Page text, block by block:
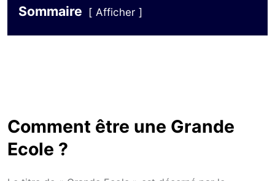
Sommaire Afficher
Comment être une Grande
Ecole ?